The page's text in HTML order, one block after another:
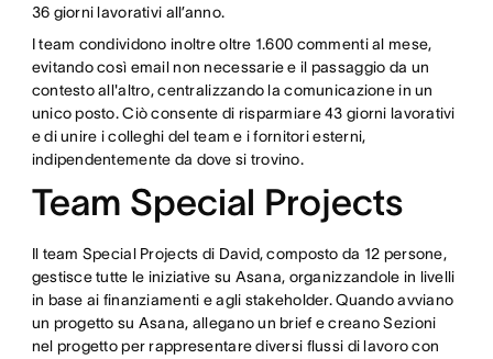
36 giorni lavorativi all’anno.
I team condividono inoltre oltre 1.600 commenti al mese,
evitando così email non necessarie e il passaggio da un
contesto all'altro, centralizzando la comunicazione in un
unico posto. Ciò consente di risparmiare 43 giorni lavorativi
e di unire i colleghi del team e i fornitori esterni,
indipendentemente da dove si trovino.
Team Special Projects
Il team Special Projects di David, composto da 12 persone,
gestisce tutte le iniziative su Asana, organizzandole in livelli
in base ai finanziamenti e agli stakeholder. Quando avviano
un progetto su Asana, allegano un brief e creano Sezioni
nel progetto per rappresentare diversi flussi di lavoro con